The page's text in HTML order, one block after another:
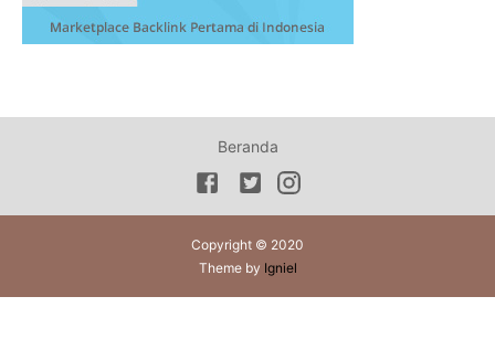
Beranda
Copyright © 2020
Theme by Igniel